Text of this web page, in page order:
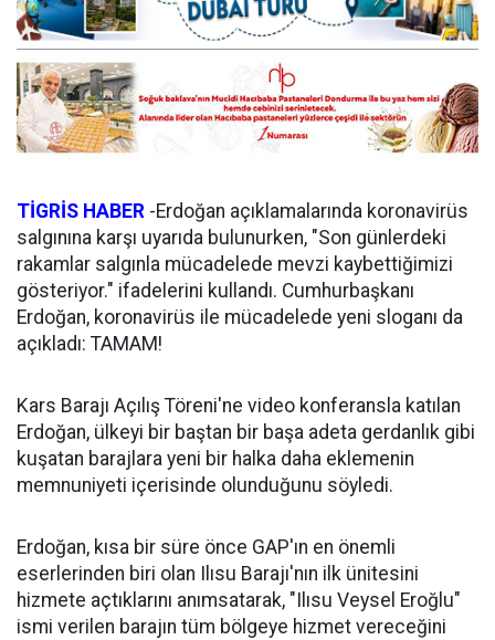
TİGRİS HABER -Erdoğan açıklamalarında koronavirüs
salgınına karşı uyarıda bulunurken, "Son günlerdeki
rakamlar salgınla mücadelede mevzi kaybettiğimizi
gösteriyor." ifadelerini kullandı. Cumhurbaşkanı
Erdoğan, koronavirüs ile mücadelede yeni sloganı da
açıkladı: TAMAM!
Kars Barajı Açılış Töreni'ne video konferansla katılan
Erdoğan, ülkeyi bir baştan bir başa adeta gerdanlık gibi
kuşatan barajlara yeni bir halka daha eklemenin
memnuniyeti içerisinde olunduğunu söyledi.
Erdoğan, kısa bir süre önce GAP'ın en önemli
eserlerinden biri olan Ilısu Barajı'nın ilk ünitesini
hizmete açtıklarını anımsatarak, "Ilısu Veysel Eroğlu"
ismi verilen barajın tüm bölgeye hizmet vereceğini